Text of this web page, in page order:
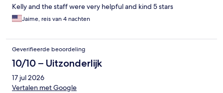
Kelly and the staff were very helpful and kind 5 stars
Jaime, reis van 4 nachten
Geverifieerde beoordeling
10/10 – Uitzonderlijk
17 jul 2026
Vertalen met Google